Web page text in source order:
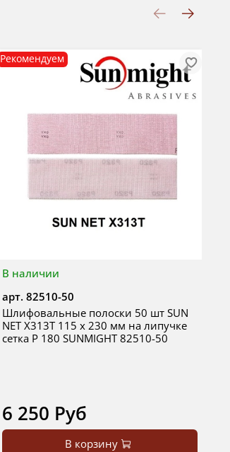
В наличии
Рекомендуем
арт. 82510-50
Шлифовальные полоски 50 шт SUN
NET X313T 115 х 230 мм на липучке
сетка P 180 SUNMIGHT 82510-50
6 250 Руб
В корзину